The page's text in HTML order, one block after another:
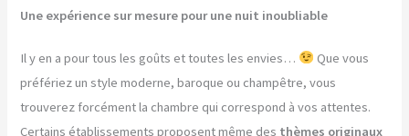
Une expérience sur mesure pour une nuit inoubliable
Il y en a pour tous les goûts et toutes les envies…
Que vous
préfériez un style moderne, baroque ou champêtre, vous
trouverez forcément la chambre qui correspond à vos attentes.
Certains établissements proposent même des thèmes originaux